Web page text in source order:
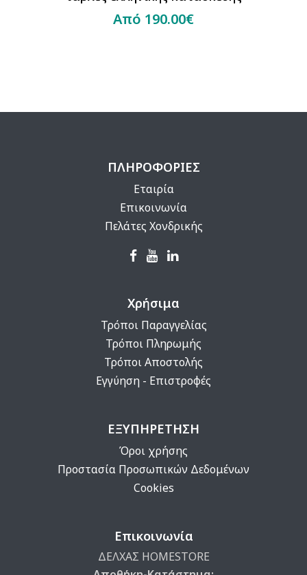
Από 190.00€
ΠΛΗΡΟΦΟΡΙΕΣ
Εταιρία
Επικοινωνία
Πελάτες Χονδρικής
Χρήσιμα
Τρόποι Παραγγελίας
Τρόποι Πληρωμής
Τρόποι Αποστολής
Εγγύηση - Επιστροφές
ΕΞΥΠΗΡΕΤΗΣΗ
Όροι χρήσης
Προστασία Προσωπικών Δεδομένων
Cookies
Επικοινωνία
ΔΕΛΧΑΣ HOMESTORE